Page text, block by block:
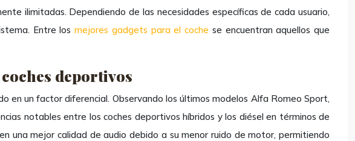
ilimitadas. Dependiendo de las necesidades específicas de cada usuario,
Entre los mejores gadgets para el coche se encuentran aquellos que
deportivos
en un factor diferencial. Observando los últimos modelos Alfa Romeo Sport,
notables entre los coches deportivos híbridos y los diésel en términos de
una mejor calidad de audio debido a su menor ruido de motor, permitiendo